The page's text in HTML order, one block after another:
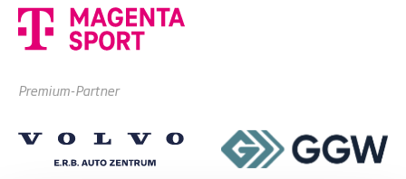
Premium-Partner